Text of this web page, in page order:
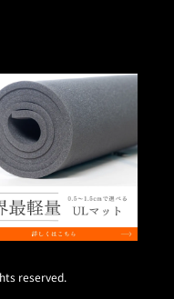
reserved.